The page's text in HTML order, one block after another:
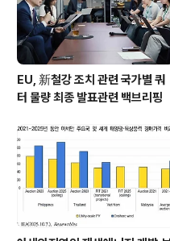
EU, 新철강 조치 관련 국가별 쿼
터 물량 최종 발표관련 백브리핑